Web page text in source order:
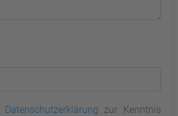
Datenschutzerklärung zur Kenntnis